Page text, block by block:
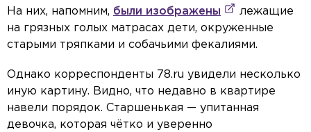
На них, напомним, были изображены
лежащие
на грязных голых матрасах дети, окруженные
старыми тряпками и собачьими фекалиями.
Однако корреспонденты 78.ru увидели несколько
иную картину. Видно, что недавно в квартире
навели порядок. Старшенькая — упитанная
девочка, которая чётко и уверенно